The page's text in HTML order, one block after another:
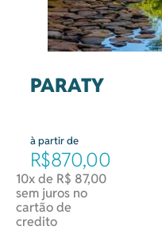
PARATY
à partir de
R$870,00
10x de R$ 87,00
sem juros no
cartão de
credito